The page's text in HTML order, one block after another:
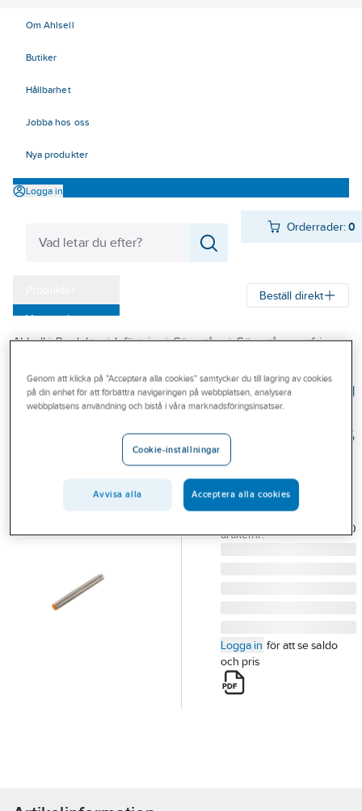
Om Ahlsell
Butiker
Hållbarhet
Jobba hos oss
Nya produkter
Logga in
Orderrader:0
Varumärken
Outlet
Branscher
Beställ direkt
Ahlsell Produkter Infästning Gängstång Gängstång rostfri
Helgängad stång
HGS A4/80
syrafast, DIN 976
HELGÄNGAD STÅNG
HGS A4-80 M20X1000
DIN 976 (DIN 975)
Artikelnummer:
artikelnr:
097648020 1000
Logga in för att se saldo
och pris
Genom att klicka på "Acceptera alla cookies" samtycker du till lagring av cookies
på din enhet för att förbättra navigeringen på webbplatsen, analysera
webbplatsens användning och bistå i våra marknadsföringsinsatser.
Cookie-inställningar
Avvisa alla Acceptera alla cookies